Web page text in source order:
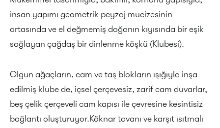
insan yapımı geometrik peyzaj mucizesinin
ortasında ve el değmemiş doğanın kıyısında bir eşik
sağlayan çağdaş bir dinlenme köşkü (Klubesi).
Olgun ağaçların, cam ve taş blokların ışığıyla inşa
edilmiş klube de, içsel çerçevesiz, zarif cam duvarlar,
beş çelik çerçeveli cam kapısı ile çevresine kesintisiz
bağlantı oluşturuyor.Köknar tavanı ve karşıt ısıtmalı